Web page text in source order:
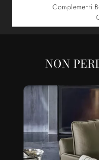
Complementi
NON